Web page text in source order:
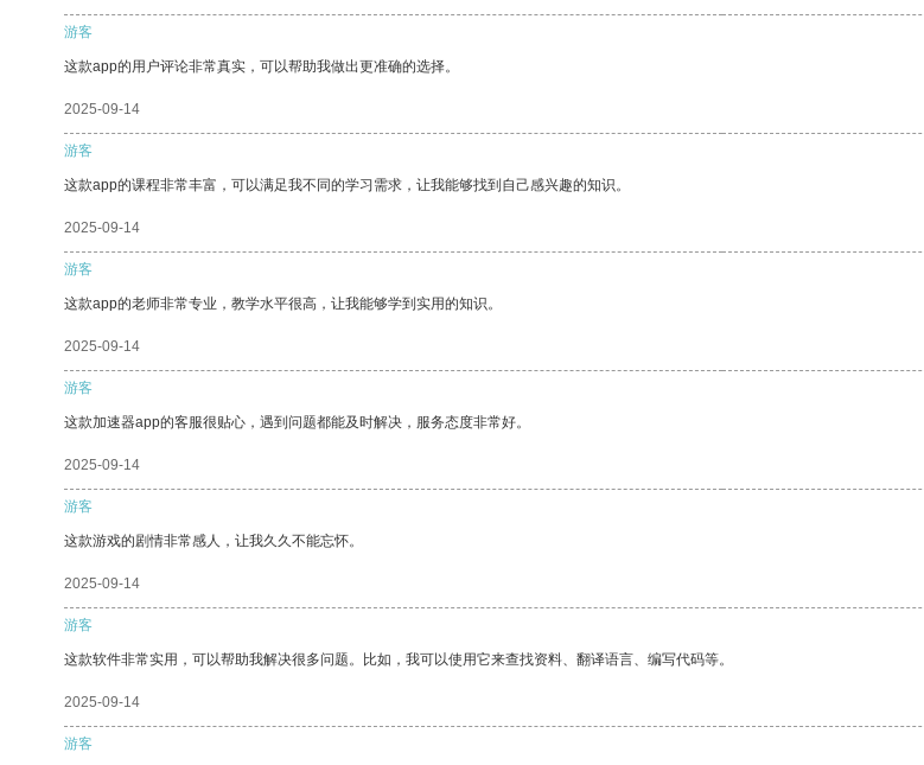
游客
这款app的用户评论非常真实，可以帮助我做出更准确的选择。
2025-09-14
游客
这款app的课程非常丰富，可以满足我不同的学习需求，让我能够找到自己感兴趣的知识。
2025-09-14
游客
这款app的老师非常专业，教学水平很高，让我能够学到实用的知识。
2025-09-14
游客
这款加速器app的客服很贴心，遇到问题都能及时解决，服务态度非常好。
2025-09-14
游客
这款游戏的剧情非常感人，让我久久不能忘怀。
2025-09-14
游客
这款软件非常实用，可以帮助我解决很多问题。比如，我可以使用它来查找资料、翻译语言、编写代码等。
2025-09-14
游客